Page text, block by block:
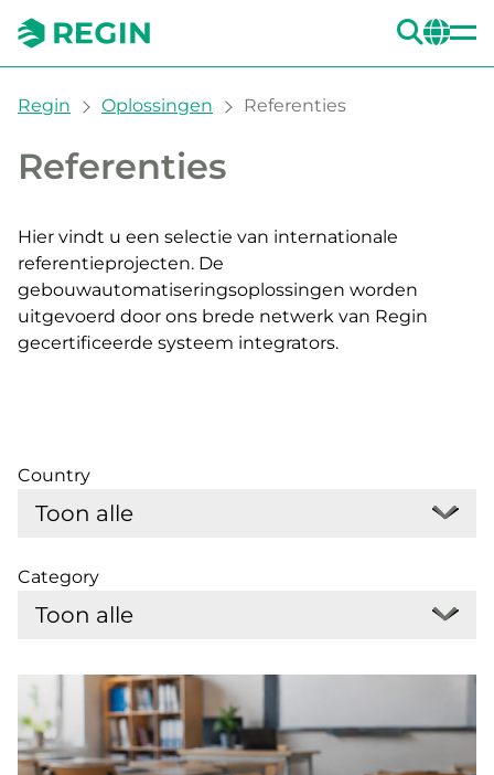
You are here:
Regin Oplossingen Referenties
Referenties
Hier vindt u een selectie van internationale
referentieprojecten. De
gebouwautomatiseringsoplossingen worden
uitgevoerd door ons brede netwerk van Regin
gecertificeerde systeem integrators.
Country
Category